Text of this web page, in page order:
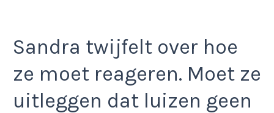
Sandra twijfelt over hoe
ze moet reageren. Moet ze
uitleggen dat luizen geen